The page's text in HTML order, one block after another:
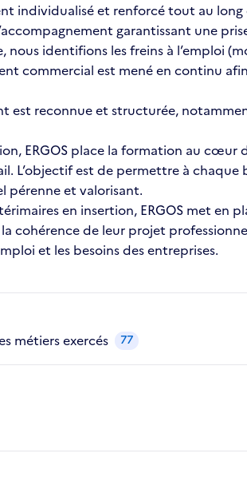
individualisé et renforcé tout au
garantissant une
identifions les freins à l’emploi
commercial est mené en continu
est reconnue et structurée,
ERGOS place la formation au
L’objectif est de permettre à
pérenne et valorisant.
en insertion, ERGOS met
cohérence de leur projet
et les besoins des entreprises.
métiers exercés 77